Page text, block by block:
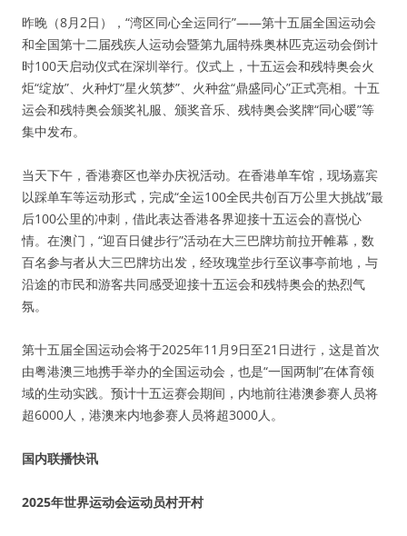
昨晚（8月2日），“湾区同心全运同行”——第十五届全国运动会
和全国第十二届残疾人运动会暨第九届特殊奥林匹克运动会倒计
时100天启动仪式在深圳举行。仪式上，十五运会和残特奥会火
炬“绽放”、火种灯“星火筑梦”、火种盆“鼎盛同心”正式亮相。十五
运会和残特奥会颁奖礼服、颁奖音乐、残特奥会奖牌“同心暖”等
集中发布。
当天下午，香港赛区也举办庆祝活动。在香港单车馆，现场嘉宾
以踩单车等运动形式，完成“全运100全民共创百万公里大挑战”最
后100公里的冲刺，借此表达香港各界迎接十五运会的喜悦心
情。在澳门，“迎百日健步行”活动在大三巴牌坊前拉开帷幕，数
百名参与者从大三巴牌坊出发，经玫瑰堂步行至议事亭前地，与
沿途的市民和游客共同感受迎接十五运会和残特奥会的热烈气
氛。
第十五届全国运动会将于2025年11月9日至21日进行，这是首次
由粤港澳三地携手举办的全国运动会，也是“一国两制”在体育领
域的生动实践。预计十五运赛会期间，内地前往港澳参赛人员将
超6000人，港澳来内地参赛人员将超3000人。
国内联播快讯
2025年世界运动会运动员村开村